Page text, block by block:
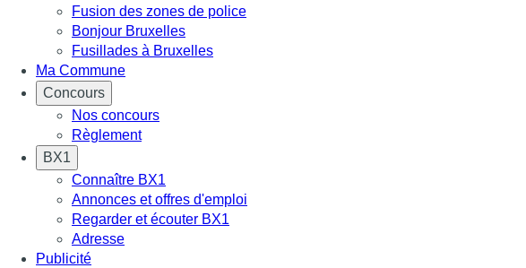
Fusion des zones de police
Bonjour Bruxelles
Fusillades à Bruxelles
Ma Commune
Concours
Nos concours
Règlement
BX1
Connaître BX1
Annonces et offres d'emploi
Regarder et écouter BX1
Adresse
Publicité